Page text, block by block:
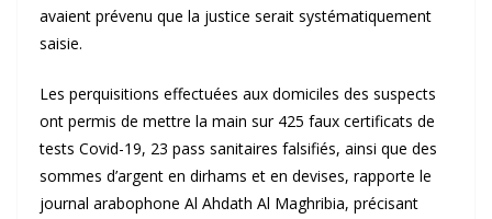
avaient prévenu que la justice serait systématiquement
saisie.
Les perquisitions effectuées aux domiciles des suspects
ont permis de mettre la main sur 425 faux certificats de
tests Covid-19, 23 pass sanitaires falsifiés, ainsi que des
sommes d’argent en dirhams et en devises, rapporte le
journal arabophone Al Ahdath Al Maghribia, précisant